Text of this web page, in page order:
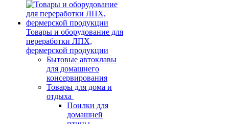
Товары и оборудование для
переработки ЛПХ,
фермерской продукции
Бытовые автоклавы
для домашнего
консервирования
Товары для дома и
отдыха
Поилки для
домашней